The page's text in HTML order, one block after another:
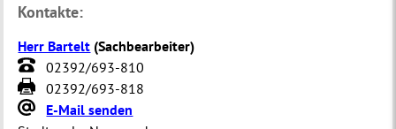
Kontakte:
Herr Bartelt (Sachbearbeiter)
02392/693-810
02392/693-818
E-Mail senden